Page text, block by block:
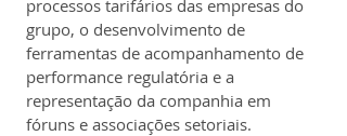
processos tarifários das empresas do
grupo, o desenvolvimento de
ferramentas de acompanhamento de
performance regulatória e a
representação da companhia em
fóruns e associações setoriais.